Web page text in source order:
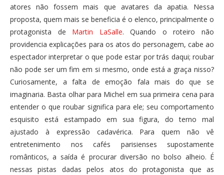
atores não fossem mais que avatares da apatia. Nessa
proposta, quem mais se beneficia é o elenco, principalmente o
protagonista de Martin LaSalle. Quando o roteiro não
providencia explicações para os atos do personagem, cabe ao
espectador interpretar o que pode estar por trás daqui; roubar
não pode ser um fim em si mesmo, onde está a graça nisso?
Curiosamente, a falta de emoção fala mais do que se
imaginaria. Basta olhar para Michel em sua primeira cena para
entender o que roubar significa para ele; seu comportamento
esquisito está estampado em sua figura, do terno mal
ajustado à expressão cadavérica. Para quem não vê
entretenimento nos cafés parisienses supostamente
românticos, a saída é procurar diversão no bolso alheio. É
nessas pistas dadas pelos atos do protagonista que as